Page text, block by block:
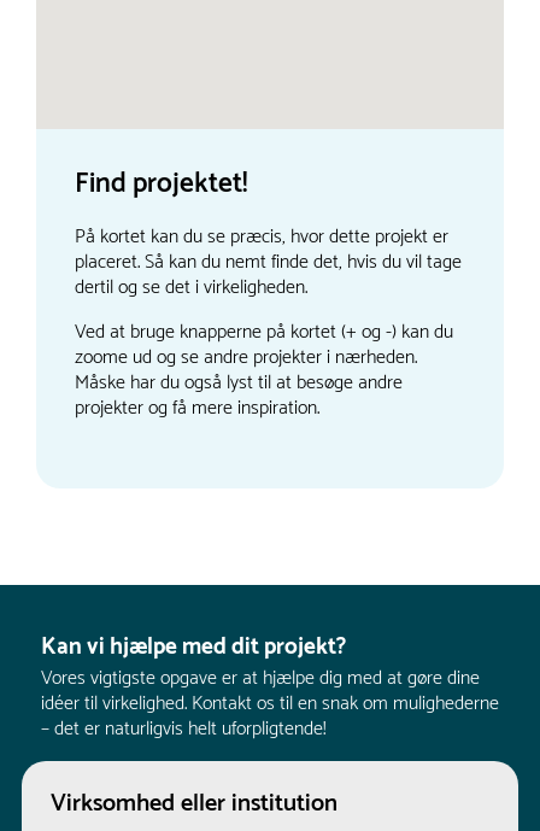
Find projektet!
På kortet kan du se præcis, hvor dette projekt er
placeret. Så kan du nemt finde det, hvis du vil tage
dertil og se det i virkeligheden.
Ved at bruge knapperne på kortet (+ og -) kan du
zoome ud og se andre projekter i nærheden.
Måske har du også lyst til at besøge andre
projekter og få mere inspiration.
Kan vi hjælpe med dit projekt?
Vores vigtigste opgave er at hjælpe dig med at gøre dine
idéer til virkelighed. Kontakt os til en snak om mulighederne
– det er naturligvis helt uforpligtende!
Virksomhed eller institution